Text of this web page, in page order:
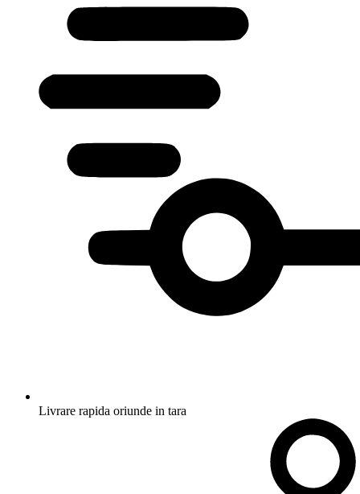
Livrare rapida oriunde in tara